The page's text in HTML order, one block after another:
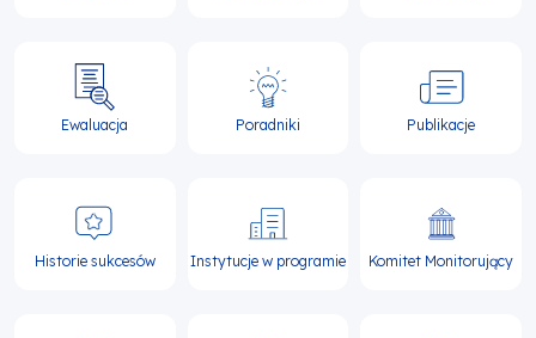
Ewaluacja Poradniki Publikacje
Historie sukcesów Instytucje w programie Komitet Monitorujący